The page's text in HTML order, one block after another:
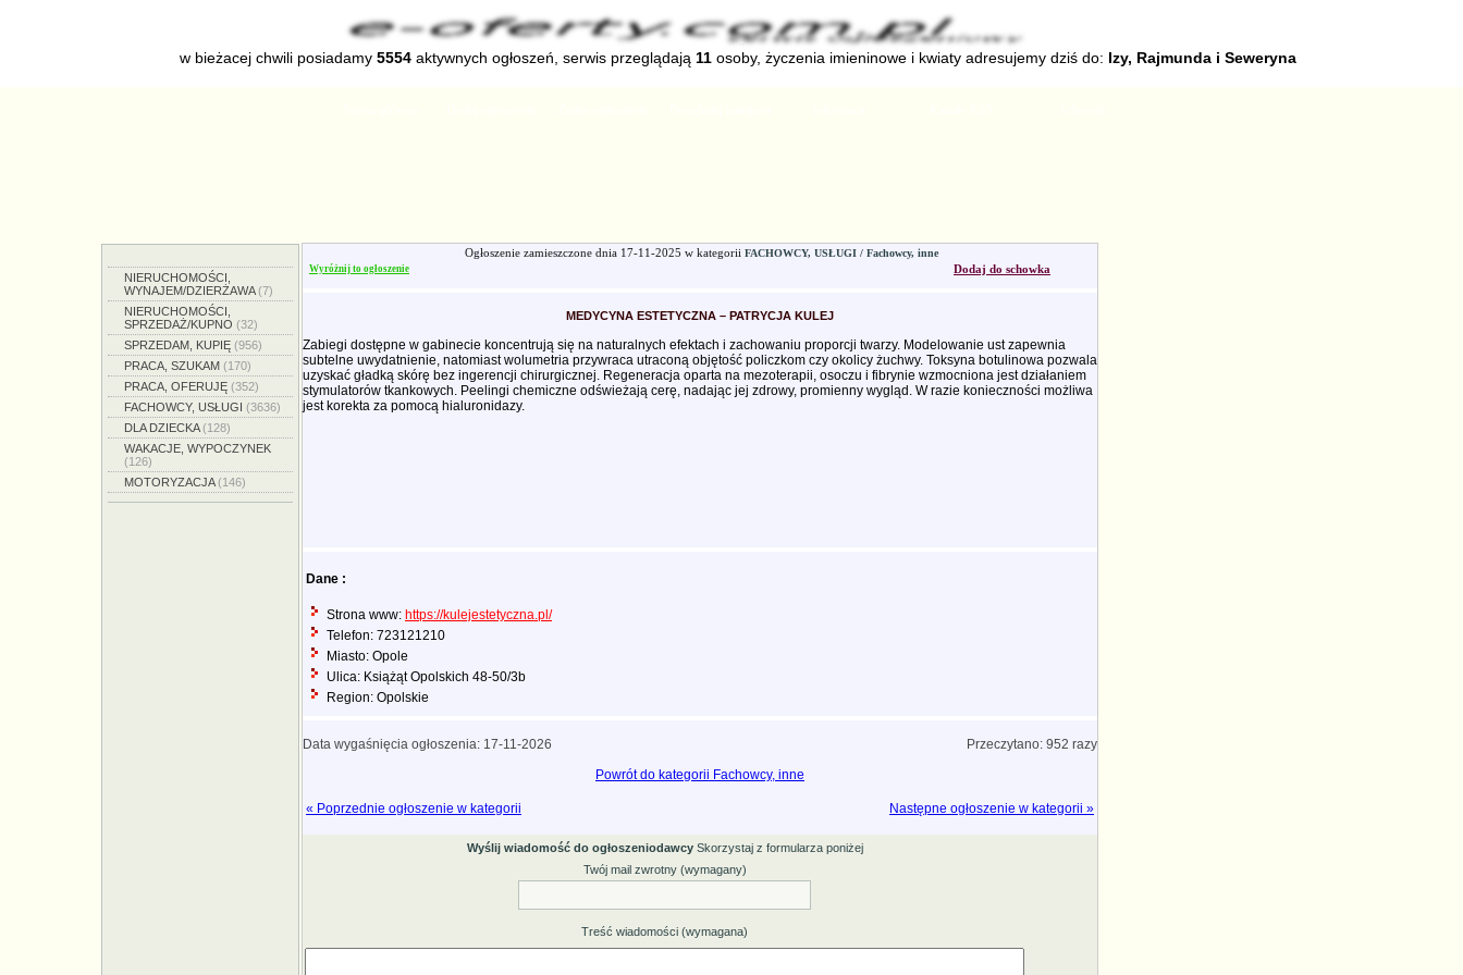
w bieżacej chwili posiadamy 5554 aktywnych ogłoszeń, serwis przeglądają 11 osoby, życzenia imieninowe i kwiaty adresujemy dziś do: Izy, Rajmunda i Seweryna
NIERUCHOMOŚCI,
WYNAJEM/DZIERŻAWA(7)
NIERUCHOMOŚCI,
SPRZEDAŻ/KUPNO (32)
SPRZEDAM, KUPIĘ (956)
PRACA, SZUKAM (170)
PRACA, OFERUJĘ (352)
FACHOWCY, USŁUGI (3636)
DLA DZIECKA(128)
WAKACJE, WYPOCZYNEK
(126)
MOTORYZACJA(146)
Ogłoszenie zamieszczone dnia 17-11-2025 w kategorii FACHOWCY, USŁUGI / Fachowcy, inne
Wyróżnij to ogłoszenie Dodaj do schowka
MEDYCYNA ESTETYCZNA – PATRYCJA KULEJ
Zabiegi dostępne w gabinecie koncentrują się na naturalnych efektach i zachowaniu proporcji twarzy. Modelowanie ust zapewnia
subtelne uwydatnienie, natomiast wolumetria przywraca utraconą objętość policzkom czy okolicy żuchwy. Toksyna botulinowa pozwala
uzyskać gładką skórę bez ingerencji chirurgicznej. Regeneracja oparta na mezoterapii, osoczu i fibrynie wzmocniona jest działaniem
stymulatorów tkankowych. Peelingi chemiczne odświeżają cerę, nadając jej zdrowy, promienny wygląd. W razie konieczności możliwa
jest korekta za pomocą hialuronidazy.
Dane :
Strona www: https://kulejestetyczna.pl/
Telefon: 723121210
Miasto: Opole
Ulica: Książąt Opolskich 48-50/3b
Region: Opolskie
Data wygaśnięcia ogłoszenia: 17-11-2026
Przeczytano: 952 razy
Powrót do kategorii Fachowcy, inne
« Poprzednie ogłoszenie w kategorii Następne ogłoszenie w kategorii »
Wyślij wiadomość do ogłoszeniodawcy Skorzystaj z formularza poniżej
Twój mail zwrotny (wymagany)
Treść wiadomości (wymagana)